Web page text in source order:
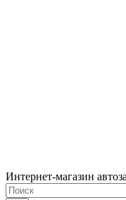
Интернет-магазин